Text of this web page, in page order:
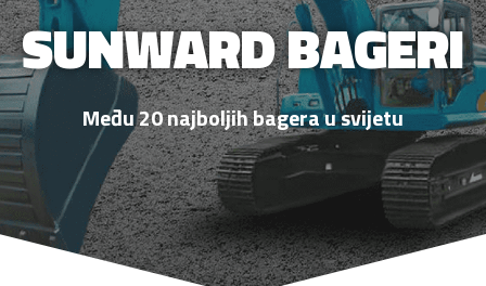
SUNWARD BAGERI
Među 20 najboljih bagera u svijetu